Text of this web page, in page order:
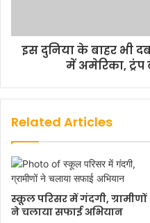
इस दुनिया के बाहर भी
में अमेरिका,
Related Articles
स्कूल परिसर में गंदगी, ग्रामीणों
ने चलाया सफाई अभियान